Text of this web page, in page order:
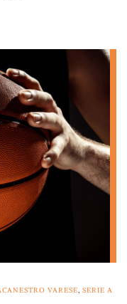
VARESE, SERIE A